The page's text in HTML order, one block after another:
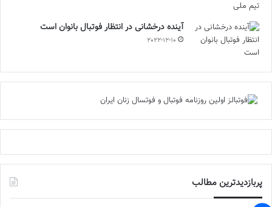
آینده درخشانی در انتظار فوتبال بانوان است
2022-12-10
پربازدیدترین مطالب